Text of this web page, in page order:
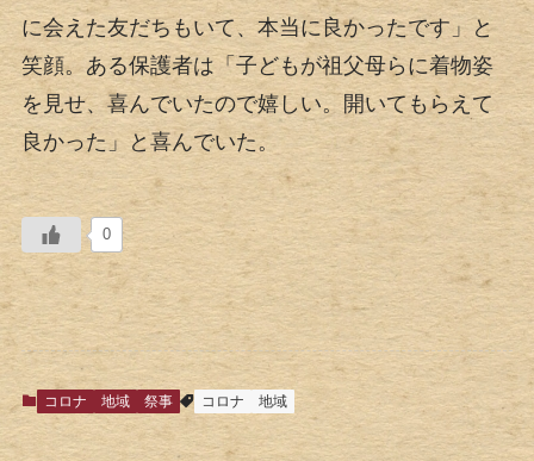
に会えた友だちもいて、本当に良かったです」と
笑顔。ある保護者は「子どもが祖父母らに着物姿
を見せ、喜んでいたので嬉しい。開いてもらえて
良かった」と喜んでいた。
0
コロナ 地域 祭事 コロナ 地域